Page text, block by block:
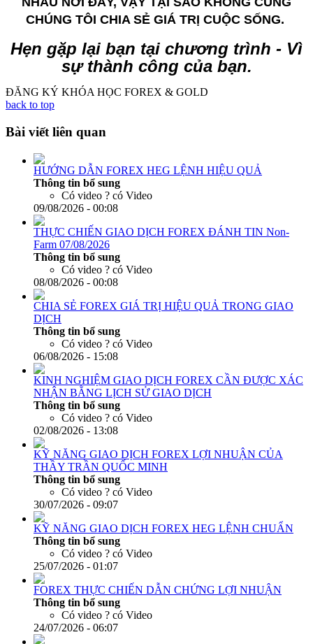
CHÚNG TÔI CHIA SẺ GIÁ TRỊ CUỘC SỐNG.
Hẹn gặp lại bạn tại chương trình - Vì
sự thành công của bạn.
ĐĂNG KÝ KHÓA HỌC FOREX & GOLD
back to top
Bài viết liên quan
HƯỚNG DẪN FOREX HEG LỆNH HIỆU QUẢ
Thông tin bổ sung
Có video ? có Video
09/08/2026 - 00:08
THỰC CHIẾN GIAO DỊCH FOREX ĐÁNH TIN Non-
Farm 07/08/2026
Thông tin bổ sung
Có video ? có Video
08/08/2026 - 00:08
CHIA SẺ FOREX GIÁ TRỊ HIỆU QUẢ TRONG GIAO
DỊCH
Thông tin bổ sung
Có video ? có Video
06/08/2026 - 15:08
KINH NGHIỆM GIAO DỊCH FOREX CẦN ĐƯỢC XÁC
NHẬN BẰNG LỊCH SỬ GIAO DỊCH
Thông tin bổ sung
Có video ? có Video
02/08/2026 - 13:08
KỸ NĂNG GIAO DỊCH FOREX LỢI NHUẬN CỦA
THẦY TRẦN QUỐC MINH
Thông tin bổ sung
Có video ? có Video
30/07/2026 - 09:07
KỸ NĂNG GIAO DỊCH FOREX HEG LỆNH CHUẨN
Thông tin bổ sung
Có video ? có Video
25/07/2026 - 01:07
FOREX THỰC CHIẾN DẪN CHỨNG LỢI NHUẬN
Thông tin bổ sung
Có video ? có Video
24/07/2026 - 06:07